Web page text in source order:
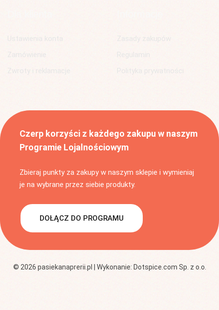
Czerp korzyści z każdego zakupu w naszym
Programie Lojalnościowym
Zbieraj punkty za zakupy w naszym sklepie i wymieniaj
je na wybrane przez siebie produkty.
DOŁĄCZ DO PROGRAMU
© 2026 pasiekanaprerii.pl | Wykonanie: Dotspice.com Sp. z o.o.